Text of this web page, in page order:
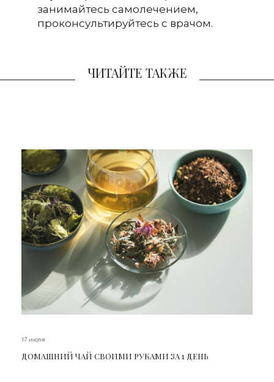
занимайтесь самолечением,
проконсультируйтесь с врачом.
ЧИТАЙТЕ ТАКЖЕ
17 июля
ДОМАШНИЙ ЧАЙ СВОИМИ РУКАМИ ЗА 1 ДЕНЬ